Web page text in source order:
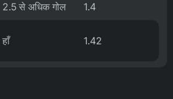
2.5 से अधिक गोल 1.4
हाँ 1.42